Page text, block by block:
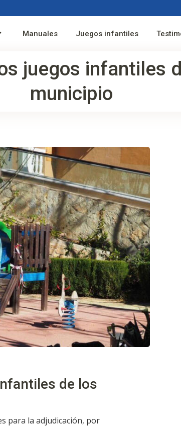
Manuales Juegos infantiles
juegos infantiles
municipio
de los
para la adjudicación, por